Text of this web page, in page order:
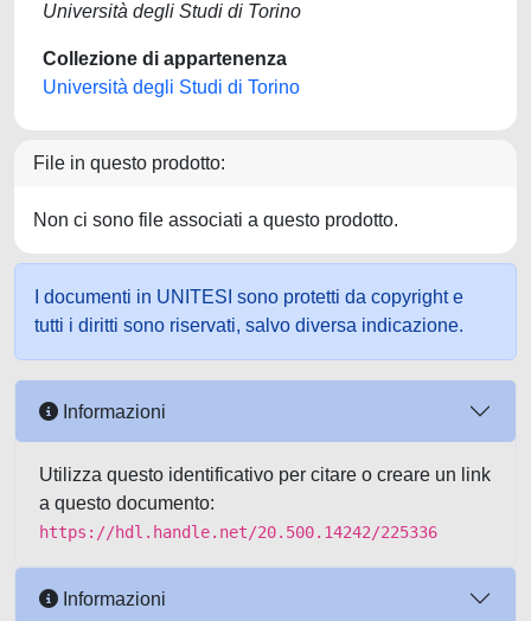
Università degli Studi di Torino
Collezione di appartenenza
Università degli Studi di Torino
File in questo prodotto:
Non ci sono file associati a questo prodotto.
I documenti in UNITESI sono protetti da copyright e
tutti i diritti sono riservati, salvo diversa indicazione.
Informazioni
Utilizza questo identificativo per citare o creare un link
a questo documento:
https://hdl.handle.net/20.500.14242/225336
Informazioni